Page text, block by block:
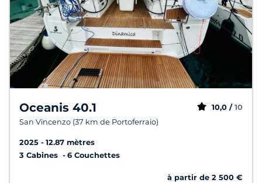
Oceanis 40.1
San Vincenzo (37 km de Portoferraio)
10,0 / 10
2025
12.87 mètres
3 Cabines
6 Couchettes
à partir de 2 500 €